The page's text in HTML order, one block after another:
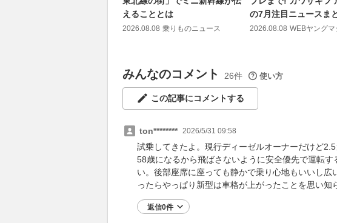
えることとは
2026.08.08 乗りものニュース
の7月注目ニュースま
2026.08.08 WEBヤングマ
みんなのコメント 26件 使い方
この記事にコメントする
ton******** 2026/5/31 09:58
試乗してきたよ。現行ディーゼルオーナーだけど
58歳になるから飛ばさないように安全優先で運転
い。後部座席に座っても静かで乗り心地もいいし
ったらやっぱり新型は車格が上がったことを思い知
返信0件